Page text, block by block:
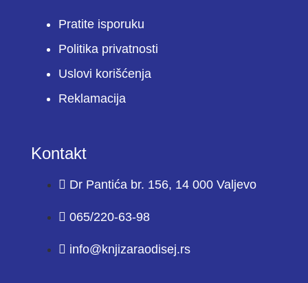
Pratite isporuku
Politika privatnosti
Uslovi korišćenja
Reklamacija
Kontakt
Dr Pantića br. 156, 14 000 Valjevo
065/220-63-98
info@knjizaraodisej.rs